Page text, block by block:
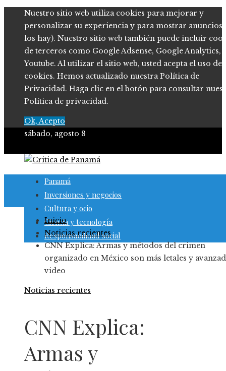
Nuestro sitio web utiliza cookies para mejorar y
personalizar su experiencia y para mostrar anuncios
los hay). Nuestro sitio web también puede incluir
de terceros como Google Adsense, Google Analytics,
Youtube. Al utilizar el sitio web, usted acepta el uso de
cookies. Hemos actualizado nuestra Política de
Privacidad. Haga clic en el botón para consultar
Política de privacidad.
Ok, Acepto
sábado, agosto 8
Panamá
Inversiones y negocios
Cultura y ocio
Ciencia y tecnología
Responsabilidad social
Inicio
Noticias recientes
CNN Explica: Armas y métodos del crimen
organizado en México son más letales y
video
Noticias recientes
CNN Explica:
Armas y